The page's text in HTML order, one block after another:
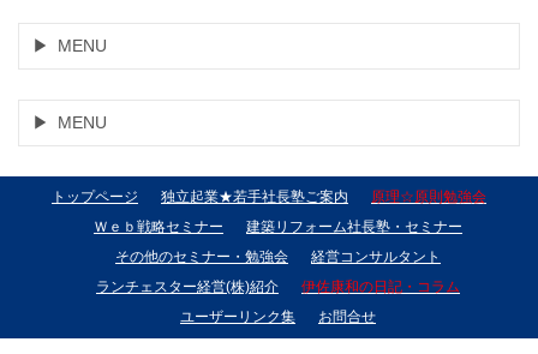
MENU
MENU
トップページ 独立起業★若手社長塾ご案内
原理☆原則勉強会
Ｗｅｂ戦略セミナー
建築リフォーム社長塾・セミナー
その他のセミナー・勉強会
経営コンサルタント
ランチェスター経営(株)紹介
伊佐康和の日記・コラム
ユーザーリンク集
お問合せ